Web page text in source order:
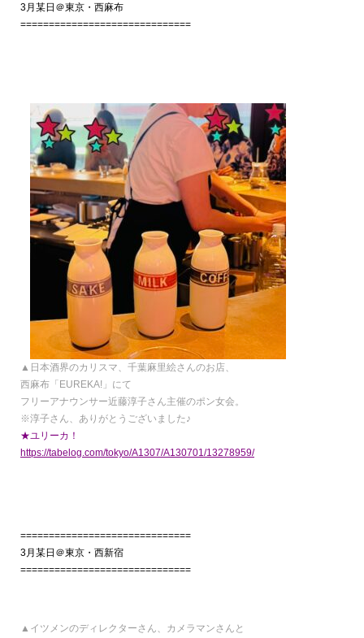
3月某日＠東京・西麻布
==============================
▲日本酒界のカリスマ、千葉麻里絵さんのお店、
西麻布「EUREKA!」にて
フリーアナウンサー近藤淳子さん主催のポン女会。
※淳子さん、ありがとうございました♪
★ユリーカ！
https://tabelog.com/tokyo/A1307/A130701/13278959/
==============================
3月某日＠東京・西新宿
==============================
▲イツメンのディレクターさん、カメラマンさんと